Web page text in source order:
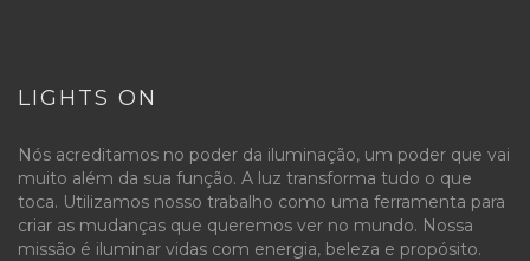
LIGHTS ON
Nós acreditamos no poder da iluminação, um poder que vai
muito além da sua função. A luz transforma tudo o que
toca. Utilizamos nosso trabalho como uma ferramenta para
criar as mudanças que queremos ver no mundo. Nossa
missão é iluminar vidas com energia, beleza e propósito.